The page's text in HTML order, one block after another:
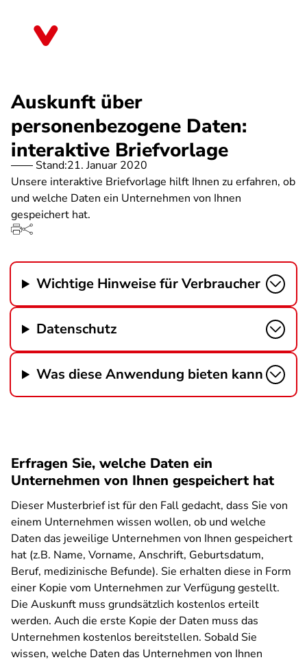
Auskunft über
personenbezogene Daten:
interaktive Briefvorlage
Stand:21. Januar 2020
Unsere interaktive Briefvorlage hilft Ihnen zu erfahren, ob
und welche Daten ein Unternehmen von Ihnen
gespeichert hat.
Wichtige Hinweise für Verbraucher
Datenschutz
Was diese Anwendung bieten kann
Erfragen Sie, welche Daten ein
Unternehmen von Ihnen gespeichert hat
Dieser Musterbrief ist für den Fall gedacht, dass Sie von
einem Unternehmen wissen wollen, ob und welche
Daten das jeweilige Unternehmen von Ihnen gespeichert
hat (z.B. Name, Vorname, Anschrift, Geburtsdatum,
Beruf, medizinische Befunde). Sie erhalten diese in Form
einer Kopie vom Unternehmen zur Verfügung gestellt.
Die Auskunft muss grundsätzlich kostenlos erteilt
werden. Auch die erste Kopie der Daten muss das
Unternehmen kostenlos bereitstellen. Sobald Sie
wissen, welche Daten das Unternehmen von Ihnen